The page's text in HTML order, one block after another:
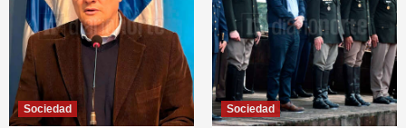
Sociedad Sociedad